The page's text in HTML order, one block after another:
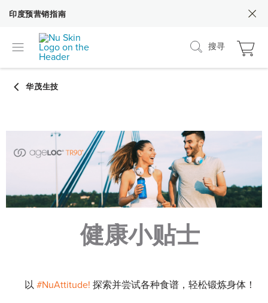
印度预营销指南
搜寻
健康小贴士
以 #NuAttitude! 探索并尝试各种食谱，轻松锻炼身体！